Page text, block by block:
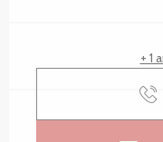
+ 1